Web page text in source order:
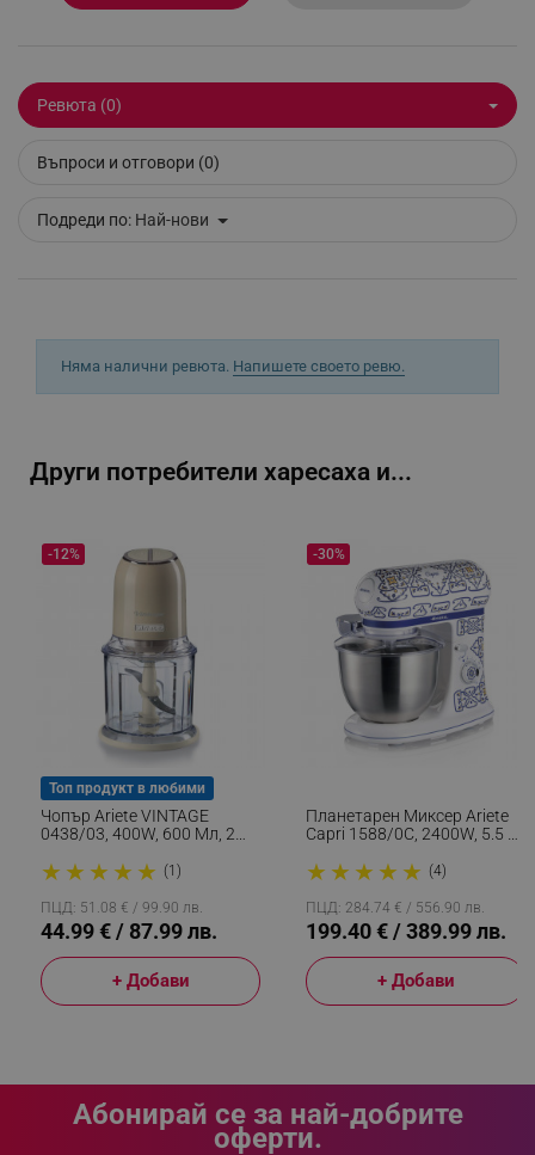
Ревюта (0)
Въпроси и отговори (0)
Подреди по: Най-нови
Няма налични ревюта. Напишете своето ревю.
Други потребители харесаха и...
Топ продукт в любими
Чопър Ariete VINTAGE
0438/03, 400W, 600 Мл, 2
Стомана, Градуирана Чаша,
★ ★ ★ ★ ★ (1)
-12%
ПЦД: 51.08 € / 99.90 лв.
44.99 € / 87.99 лв.
+ Добави
Планетарен Миксер Ariete
Capri 1588/0C, 2400W, 5.5 Л,
Дизайн, Аксесоари, Бял/
★ ★ ★ ★ ★ (4)
-30%
ПЦД: 284.74 € / 556.90 лв.
199.40 € / 389.99 лв.
+ Добави
Абонирай се за най-добрите
оферти.
segmentifyExtension
rlv_
rlv_p
.alleop.bg
.alleop.bg
rlv_iv
.alleop.bg
rlv_e_pt
.alleop.bg
rlv_e
.alleop.bg
rlv_h_profile
rlv_h_cart
rlv_h_wish
.alleop.bg
rlv_impersonate_p
.alleop.bg
rlv_hashes
.alleop.bg
rlv_first_session
.alleop.bg